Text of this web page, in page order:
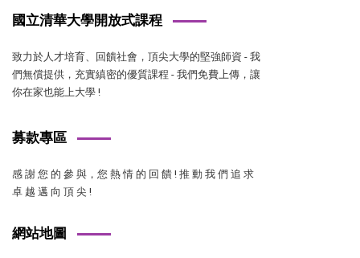
國立清華大學開放式課程
致力於人才培育、回饋社會，頂尖大學的堅強師資 - 我
們無償提供，充實縝密的優質課程 - 我們免費上傳，讓
你在家也能上大學 !
募款專區
感 謝 您 的 參 與，您 熱 情 的 回 饋 ! 推 動 我 們 追 求
卓 越 邁 向 頂 尖 !
網站地圖